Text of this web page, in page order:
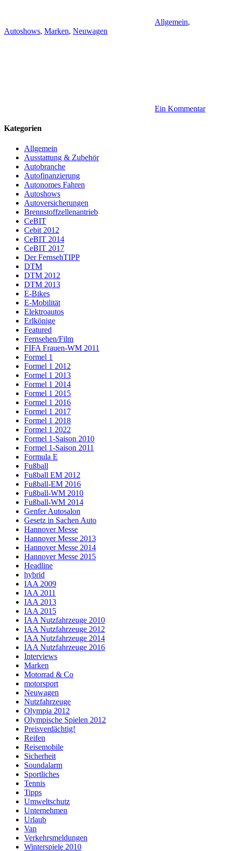
Allgemein,
Autoshows, Marken, Neuwagen
Ein Kommentar
Kategorien
Allgemein
Ausstattung & Zubehör
Autobranche
Autofinanzierung
Autonomes Fahren
Autoshows
Autoversicherungen
Brennstoffzellenantrieb
CeBIT
Cebit 2012
CeBIT 2014
CeBIT 2017
Der FernsehTIPP
DTM
DTM 2012
DTM 2013
E-Bikes
E-Mobilität
Elektroautos
Erlkönige
Featured
Fernsehen/Film
FIFA Frauen-WM 2011
Formel 1
Formel 1 2012
Formel 1 2013
Formel 1 2014
Formel 1 2015
Formel 1 2016
Formel 1 2017
Formel 1 2018
Formel 1 2022
Formel 1-Saison 2010
Formel 1-Saison 2011
Formula E
Fußball
Fußball EM 2012
Fußball-EM 2016
Fußball-WM 2010
Fußball-WM 2014
Genfer Autosalon
Gesetz in Sachen Auto
Hannover Messe
Hannover Messe 2013
Hannover Messe 2014
Hannover Messe 2015
Headline
hybrid
IAA 2009
IAA 2011
IAA 2013
IAA 2015
IAA Nutzfahrzeuge 2010
IAA Nutzfahrzeuge 2012
IAA Nutzfahrzeuge 2014
IAA Nutzfahrzeuge 2016
Interviews
Marken
Motorrad & Co
motorsport
Neuwagen
Nutzfahrzeuge
Olympia 2012
Olympische Spielen 2012
Preisverdächtig!
Reifen
Reisemobile
Sicherheit
Soundalarm
Sportliches
Tennis
Tipps
Umweltschutz
Unternehmen
Urlaub
Van
Verkehrsmeldungen
Winterspiele 2010